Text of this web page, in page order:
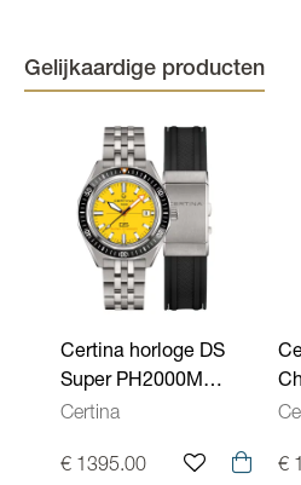
Kleur band Zwart
Binnenwerk
Waterdichtheid 10 ATM - 100
Kenmerken
Uurwerken
Swiss Made,
Gelijkaardige producten
Certina horloge DS
Super PH2000M
Powermatic 80
Certina
€ 1395.00 €